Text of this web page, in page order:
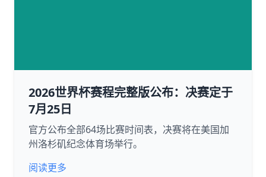
2026世界杯赛程完整版公布：决赛定于
7月25日
官方公布全部64场比赛时间表，决赛将在美国加
州洛杉矶纪念体育场举行。
阅读更多